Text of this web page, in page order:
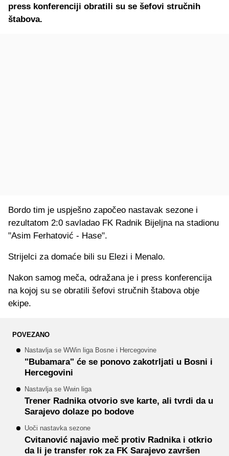
press konferenciji obratili su se šefovi stručnih
štabova.
Bordo tim je uspješno započeo nastavak sezone i
rezultatom 2:0 savladao FK Radnik Bijeljna na stadionu
"Asim Ferhatović - Hase".
Strijelci za domaće bili su Elezi i Menalo.
Nakon samog meča, odražana je i press konferencija
na kojoj su se obratili šefovi stručnih štabova obje
ekipe.
POVEZANO
Nastavlja se WWin liga Bosne i Hercegovine
"Bubamara" će se ponovo zakotrljati u Bosni i
Hercegovini
Nastavlja se Wwin liga
Trener Radnika otvorio sve karte, ali tvrdi da u
Sarajevo dolaze po bodove
Uoči nastavka sezone
Cvitanović najavio meč protiv Radnika i otkrio
da li je transfer rok za FK Sarajevo završen